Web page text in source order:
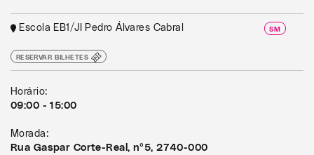
Escola EB1/JI Pedro Álvares Cabral SM
RESERVAR BILHETES
Horário:
09:00 - 15:00
Morada:
Rua Gaspar Corte-Real, nº5, 2740-000